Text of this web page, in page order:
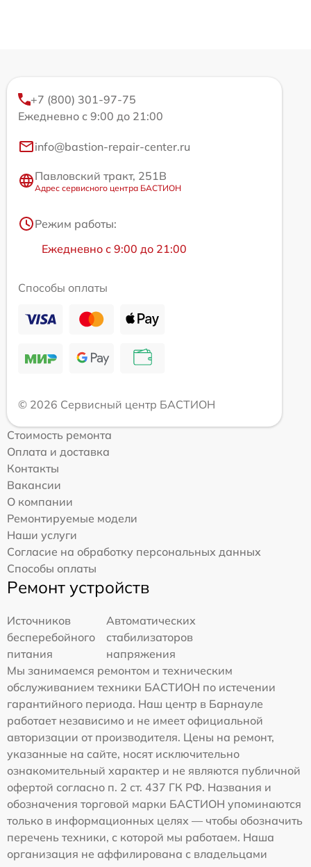
+7 (800) 301-97-75
Ежедневно с 9:00 до 21:00
info@bastion-repair-center.ru
Павловский тракт, 251В
Адрес сервисного центра БАСТИОН
Режим работы:
Ежедневно с 9:00 до 21:00
Способы оплаты
© 2026 Сервисный центр БАСТИОН
Стоимость ремонта
Оплата и доставка
Контакты
Вакансии
О компании
Ремонтируемые модели
Наши услуги
Согласие на обработку персональных данных
Способы оплаты
Ремонт устройств
Источников
бесперебойного
питания
Автоматических
стабилизаторов
напряжения
Мы занимаемся ремонтом и техническим
обслуживанием техники БАСТИОН по истечении
гарантийного периода. Наш центр в Барнауле
работает независимо и не имеет официальной
авторизации от производителя. Цены на ремонт,
указанные на сайте, носят исключительно
ознакомительный характер и не являются публичной
офертой согласно п. 2 ст. 437 ГК РФ. Названия и
обозначения торговой марки БАСТИОН упоминаются
только в информационных целях — чтобы обозначить
перечень техники, с которой мы работаем. Наша
организация не аффилирована с владельцами